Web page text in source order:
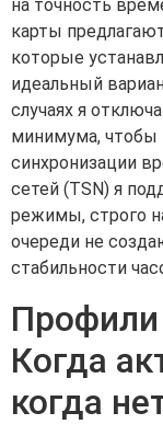
на точность
карты
которые
идеальный
случаях я
минимума,
синхронизации
сетей (TSN) я
режимы, строго
очереди не
стабильности
Профили
Когда
когда